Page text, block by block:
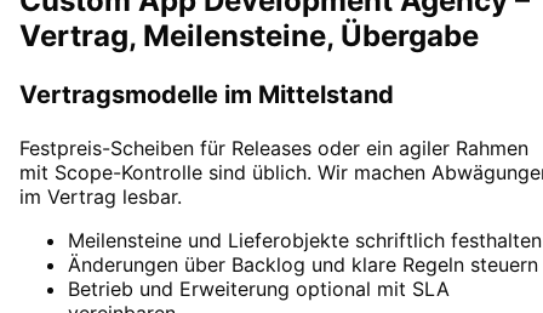
Vertrag, Meilensteine, Übergabe
Vertragsmodelle im Mittelstand
Festpreis-Scheiben für Releases oder ein agiler Rahmen
mit Scope-Kontrolle sind üblich. Wir machen
im Vertrag lesbar.
Meilensteine und Lieferobjekte schriftlich festhalten
Änderungen über Backlog und klare Regeln steuern
Betrieb und Erweiterung optional mit SLA